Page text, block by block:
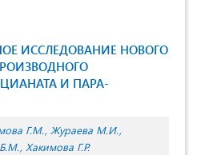
ИССЛЕДОВАНИЕ НОВОГО
И ПАРА-
Г.М. Жураева М.И.
Хакимова Г.Р.